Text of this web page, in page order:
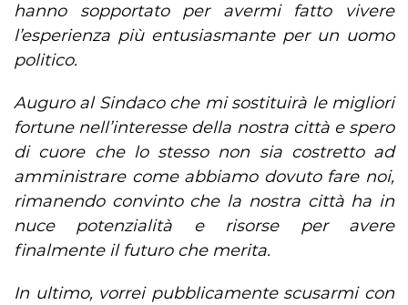
hanno sopportato per avermi fatto vivere
l’esperienza più entusiasmante per un uomo
politico.
Auguro al Sindaco che mi sostituirà le migliori
fortune nell’interesse della nostra città e spero
di cuore che lo stesso non sia costretto ad
amministrare come abbiamo dovuto fare noi,
rimanendo convinto che la nostra città ha in
nuce potenzialità e risorse per avere
finalmente il futuro che merita.
In ultimo, vorrei pubblicamente scusarmi con